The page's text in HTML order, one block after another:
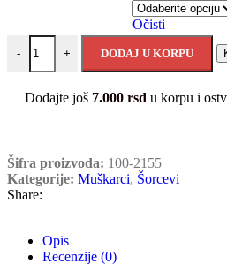
Očisti
- + DODAJ U KORPU
Dodajte još 7.000 rsd u korpu i
Šifra proizvoda: 100-2155
Kategorije: Muškarci, Šorcevi
Share:
Opis
Recenzije (0)